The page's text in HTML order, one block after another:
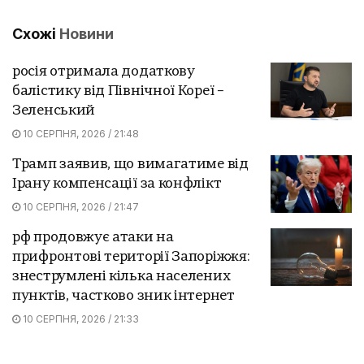
Схожі Новини
росія отримала додаткову
балістику від Північної Кореї –
Зеленський
10 СЕРПНЯ, 2026 / 21:48
Трамп заявив, що вимагатиме від
Ірану компенсації за конфлікт
10 СЕРПНЯ, 2026 / 21:47
рф продовжує атаки на
прифронтові території Запоріжжя:
знеструмлені кілька населених
пунктів, частково зник інтернет
10 СЕРПНЯ, 2026 / 21:33